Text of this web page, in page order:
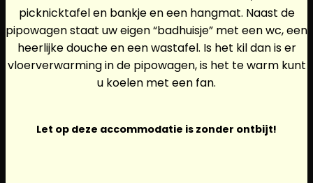
picknicktafel en bankje en een hangmat. Naast de
pipowagen staat uw eigen “badhuisje” met een wc, een
heerlijke douche en een wastafel. Is het kil dan is er
vloerverwarming in de pipowagen, is het te warm kunt
u koelen met een fan.
Let op deze accommodatie is zonder ontbijt!